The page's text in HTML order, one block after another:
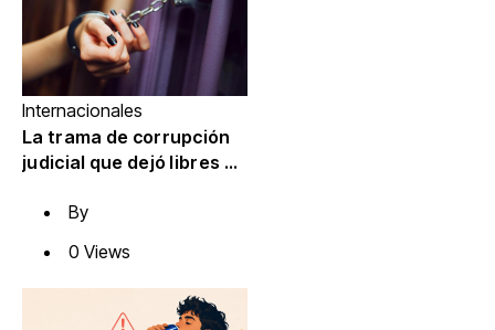
Internacionales
La trama de corrupción
judicial que dejó libres a
trata de personas en
By
0 Views